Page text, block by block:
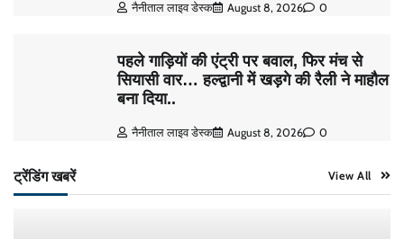
नैनीताल लाइव डेस्क August 8, 2026 0
पहले गाड़ियों की एंट्री पर बवाल, फिर मंच से
सियासी वार… हल्द्वानी में खड़गे की रैली ने माहौल
बना दिया..
नैनीताल लाइव डेस्क August 8, 2026 0
ट्रेंडिंग खबरें View All